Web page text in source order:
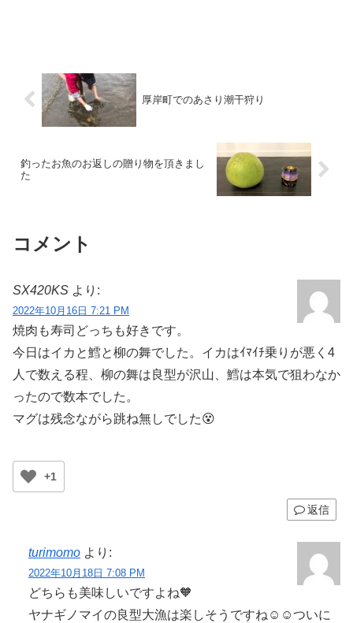
厚岸町でのあさり潮干狩り
釣ったお魚のお返しの贈り物を頂きまし
た
コメント
SX420KS より:
2022年10月16日 7:21 PM
焼肉も寿司どっちも好きです。
今日はイカと鱈と柳の舞でした。イカはｲﾏｲﾁ乗りが悪く4
人で数える程、柳の舞は良型が沢山、鱈は本気で狙わなか
ったので数本でした。
マグは残念ながら跳ね無しでした😵
+1
返信
turimomo より:
2022年10月18日 7:08 PM
どちらも美味しいですよね🧡
ヤナギノマイの良型大漁は楽しそうですね☺️☺️ついに